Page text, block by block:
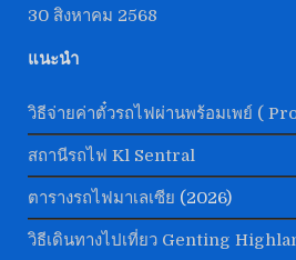
30 สิงหาคม 2568
แนะนำ
วิธีจ่ายค่าตั๋วรถไฟผ่านพร้อมเพย์ (
สถานีรถไฟ Kl Sentral
ตารางรถไฟมาเลเซีย (2026)
วิธีเดินทางไปเที่ยว Genting